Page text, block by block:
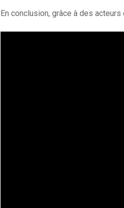
En conclusion, grâce à des